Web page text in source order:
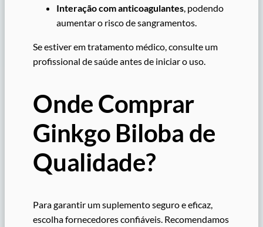
Interação com anticoagulantes, podendo
aumentar o risco de sangramentos.
Se estiver em tratamento médico, consulte um
profissional de saúde antes de iniciar o uso.
Onde Comprar
Ginkgo Biloba de
Qualidade?
Para garantir um suplemento seguro e eficaz,
escolha fornecedores confiáveis. Recomendamos